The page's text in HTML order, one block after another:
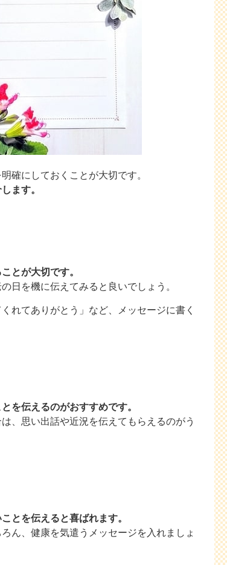
確にしておくことが大切です。
ます。
とが大切です。
日を機に伝えてみると良いでしょう。
れてありがとう」など、メッセージに書く
を伝えるのがおすすめです。
、思い出話や近況を伝えてもらえるのがう
とを伝えると喜ばれます。
ん、健康を気遣うメッセージを入れましょ